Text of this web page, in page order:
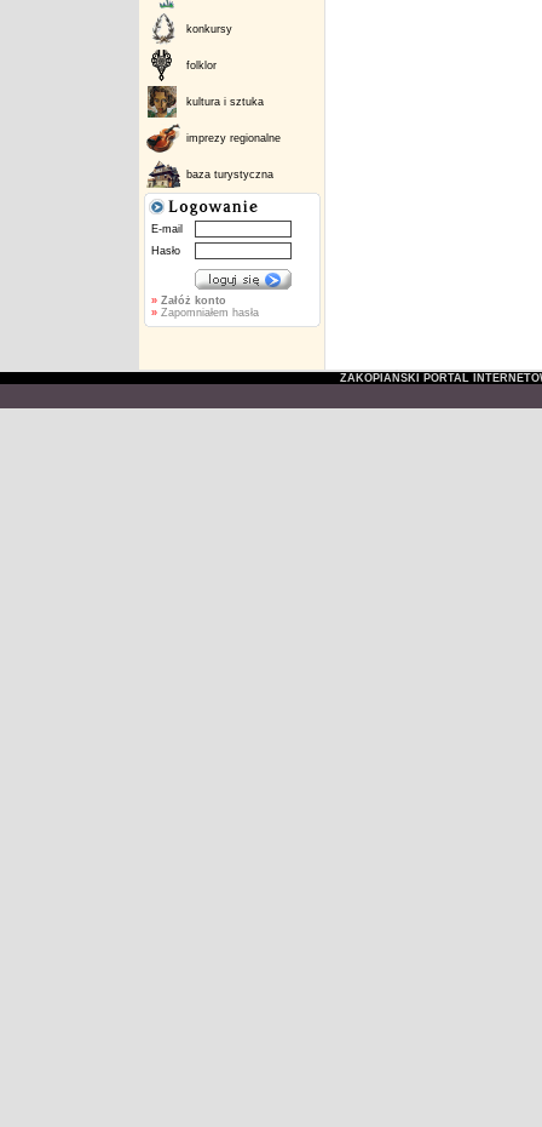
konkursy
folklor
kultura i sztuka
imprezy regionalne
baza turystyczna
E-mail
Hasło
» Załóż konto
»Zapomniałem hasła
ZAKOPIAŃSKI PORTAL